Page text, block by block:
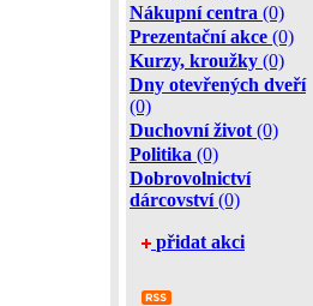
Nákupní centra (0)
Prezentační akce (0)
Kurzy, kroužky (0)
Dny otevřených dveří
(0)
Duchovní život (0)
Politika (0)
Dobrovolnictví
dárcovství(0)
přidat akci